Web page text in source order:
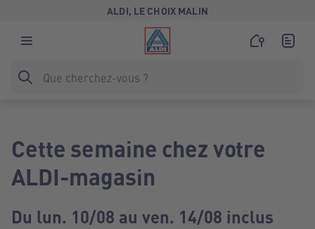
ALDI, LE CHOIX MALIN
Cette semaine chez votre
ALDI-magasin
Du lun. 10/08 au ven. 14/08 inclus